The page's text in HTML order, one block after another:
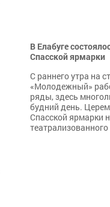
В Елабуге
Спасской ярмарки
С раннего утра на
«Молодежный»
ряды, здесь
будний день.
Спасской ярмарки